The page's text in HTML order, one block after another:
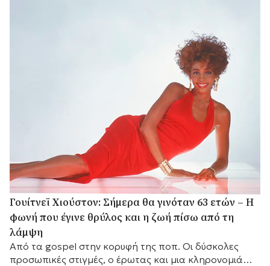
Γουίτνεϊ Χιούστον: Σήμερα θα γινόταν 63 ετών – Η
φωνή που έγινε θρύλος και η ζωή πίσω από τη
λάμψη
Από τα gospel στην κορυφή της ποπ. Οι δύσκολες
προσωπικές στιγμές, ο έρωτας και μια κληρονομιά